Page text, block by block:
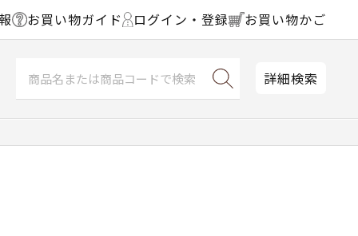
お買い物ガイド ログイン・登録 お買い物かご
詳細検索